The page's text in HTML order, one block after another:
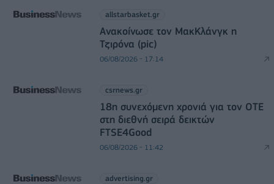
allstarbasket.gr
Ανακοίνωσε τον ΜακΚλάνγκ η
Τζιρόνα (pic)
06/08/2026 - 17:14
csrnews.gr
18η συνεχόμενη χρονιά για τον ΟΤΕ
στη διεθνή σειρά δεικτών
FTSE4Good
06/08/2026 - 11:42
advertising.gr